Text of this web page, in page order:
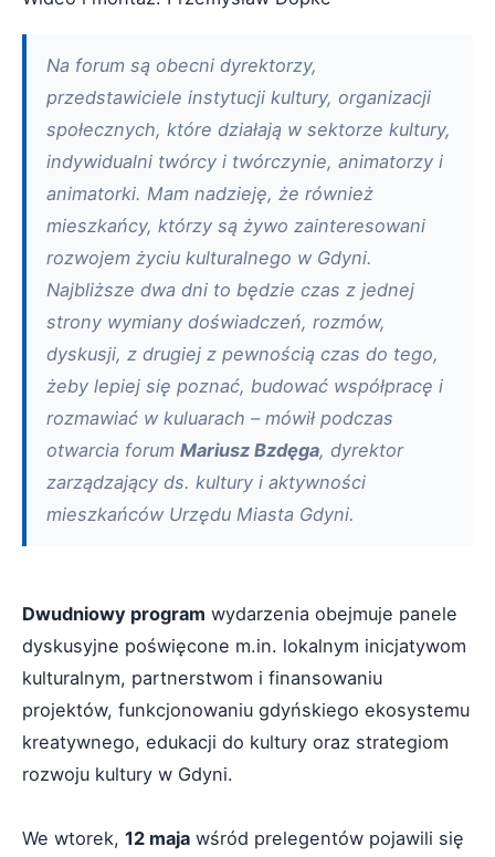
Na forum są obecni dyrektorzy,
przedstawiciele instytucji kultury, organizacji
społecznych, które działają w sektorze kultury,
indywidualni twórcy i twórczynie, animatorzy i
animatorki. Mam nadzieję, że również
mieszkańcy, którzy są żywo zainteresowani
rozwojem życiu kulturalnego w Gdyni.
Najbliższe dwa dni to będzie czas z jednej
strony wymiany doświadczeń, rozmów,
dyskusji, z drugiej z pewnością czas do tego,
żeby lepiej się poznać, budować współpracę i
rozmawiać w kuluarach – mówił podczas
otwarcia forum Mariusz Bzdęga, dyrektor
zarządzający ds. kultury i aktywności
mieszkańców Urzędu Miasta Gdyni.
Dwudniowy program wydarzenia obejmuje panele
dyskusyjne poświęcone m.in. lokalnym inicjatywom
kulturalnym, partnerstwom i finansowaniu
projektów, funkcjonowaniu gdyńskiego ekosystemu
kreatywnego, edukacji do kultury oraz strategiom
rozwoju kultury w Gdyni.
We wtorek, 12 maja wśród prelegentów pojawili się